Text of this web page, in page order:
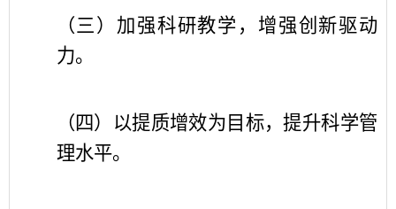
（三） 加强科研教学，增强创新驱动
力。
（ 四 ） 以提质增效为目标，提升科学管
理水平。